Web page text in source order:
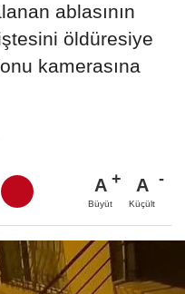
ablasının
öldüresiye
kamerasına
A
Büyüt
A
Küçült